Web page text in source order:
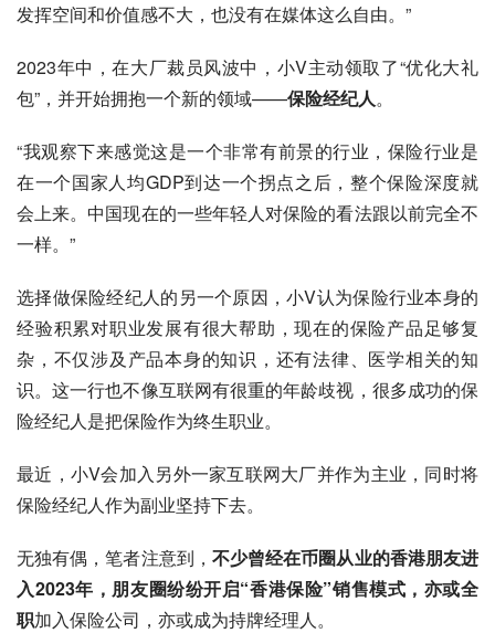
发挥空间和价值感不大，也没有在媒体这么自由。”
2023年中，在大厂裁员风波中，小V主动领取了“优化大礼
包”，并开始拥抱一个新的领域——保险经纪人。
“我观察下来感觉这是一个非常有前景的行业，保险行业是
在一个国家人均GDP到达一个拐点之后，整个保险深度就
会上来。中国现在的一些年轻人对保险的看法跟以前完全不
一样。”
选择做保险经纪人的另一个原因，小V认为保险行业本身的
经验积累对职业发展有很大帮助，现在的保险产品足够复
杂，不仅涉及产品本身的知识，还有法律、医学相关的知
识。这一行也不像互联网有很重的年龄歧视，很多成功的保
险经纪人是把保险作为终生职业。
最近，小V会加入另外一家互联网大厂并作为主业，同时将
保险经纪人作为副业坚持下去。
无独有偶，笔者注意到， 不少曾经在币圈从业的香港朋友进
入2023年，朋友圈纷纷开启“香港保险”销售模式，亦或全
职加入保险公司，亦或成为持牌经理人。